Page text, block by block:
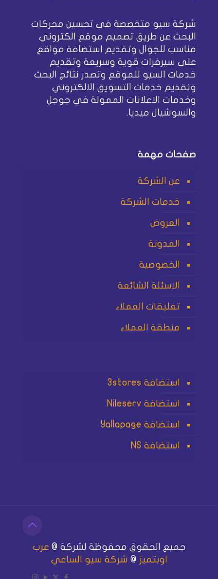
شركة سيو متخصصة في تحسين محركات
البحث عن طريق تصميم موقع الكتروني
مناسب للجوال وتقديم استضافة مواقع
على سيرفرات قوية وسريعة وتقديم
خدمات السيو للموقع وتصدر نتائج البحث
وتقديم خدمات التسويق الالكتروني
وخدمات الاعلانات الممولة في جوجل
والسوشيال ميديا.
صفحات مهمة
عن الشركة
خدمات الشركة
العروض
المدونة
الخصوصية
الاسئلة الشائعة
تعليقات العملاء
منطقة العملاء
استضافة 3stores
استضافة Nileserv
استضافة Yallapage
استضافة NS
جميع الحقوق محفوظة لشركة @ عرب
اوبتميز @ شركة سيو الساعي